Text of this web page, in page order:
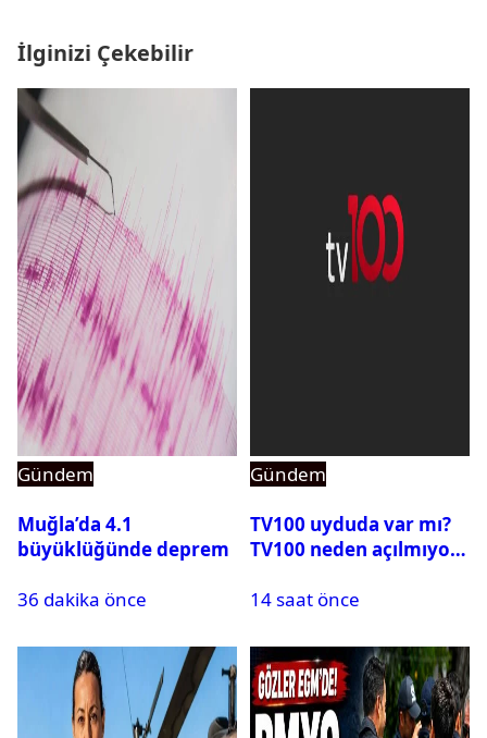
İlginizi Çekebilir
Gündem
Muğla’da 4.1
büyüklüğünde deprem
36 dakika önce
Gündem
TV100 uyduda var mı?
TV100 neden açılmıyor?
14 saat önce